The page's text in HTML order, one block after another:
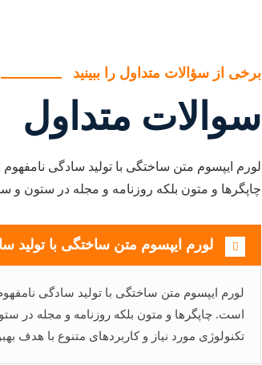
برخی از سؤالات متداول را ببینید
سوالات متداول
لورم ایپسوم متن ساختگی با تولید سادگی
چاپگرها و متون بلکه روزنامه و مجله در ستون و
لورم ایپسوم متن ساختگی با تولید
لورم ایپسوم متن ساختگی با تولید سادگی
است. چاپگرها و متون بلکه روزنامه و مجله در
تکنولوژی مورد نیاز و کاربردهای متنوع با هدف